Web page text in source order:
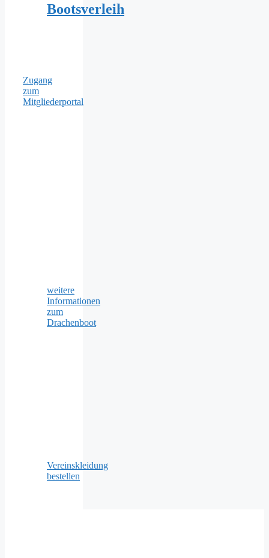
Bootsverleih
Zugang
zum
Mitgliederportal
weitere
Informationen
zum
Drachenboot
Vereinskleidung
bestellen